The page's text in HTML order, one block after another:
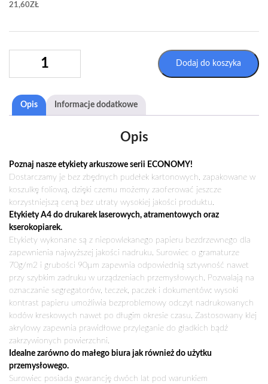
21,60ZŁ
ETYKIETY
SAMOPRZYLEPNE
2X
210X148MM
Dodaj do koszyka
Opis Informacje dodatkowe
Opis
Poznaj nasze etykiety arkuszowe serii ECONOMY!
Dostarczamy je bez zbędnych pudełek kartonowych, zapakowane w
koszulkę foliową, dzięki czemu możemy zaoferować jeszcze
korzystniejszą ceną bez utraty wysokiej jakości produktu.
Etykiety A4 do drukarek laserowych, atramentowych oraz
kserokopiarek.
Etykiety wykonane są z niepowlekanego papieru bezdrzewnego dla
zapewnienia najwyższej jakości nadruku. Surowiec o gramaturze
70g/m2 i grubości 90µm zapewnia odpowiednią sztywność nawet
przy szybkim zadruku w urządzeniach przemysłowych. Pozwalają na
oznaczanie segregatorów, teczek, paczek i dokumentów: wysoki
kontrast papieru umożliwia bezproblemowy odczyt nadrukowanych
kodów kreskowych nawet po długim okresie czasu. Zastosowany klej
akrylowy zapewnia prawidłowe przyleganie do gładkich bądź
zakrzywionych powierzchni.
Idealne zarówno do małego biura jak również do użytku
przemysłowego.
Surowiec posiada gwarancję dwóch lat pod warunkiem